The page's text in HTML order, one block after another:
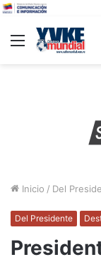
Menu
Inicio / Del
Del Presidente